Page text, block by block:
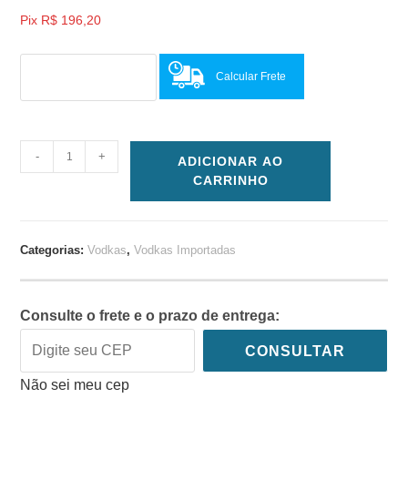
Pix R$ 196,20
Calcular Frete
- +
ADICIONAR AO
CARRINHO
Categorias:Vodkas,Vodkas Importadas
Consulte o frete e o prazo de entrega:
CONSULTAR
Não sei meu cep